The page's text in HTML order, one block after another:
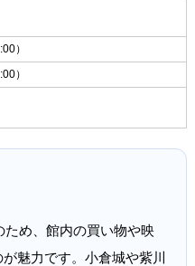
）
）
ため、館内の買い物や映
魅力です。小倉城や紫川